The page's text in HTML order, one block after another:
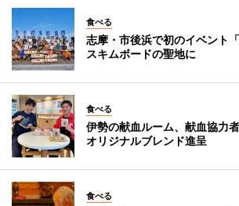
食べる
志摩・市後浜で初のイベント
スキムボードの聖地に
食べる
伊勢の献血ルーム、献血協力
オリジナルブレンド進呈
食べる